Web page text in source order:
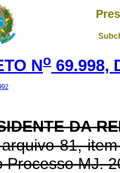
No 69.998,
DA
81,
Processo MJ.